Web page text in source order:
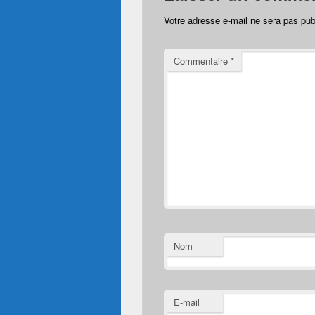
Votre adresse e-mail ne sera pas
Commentaire *
Nom
E-mail